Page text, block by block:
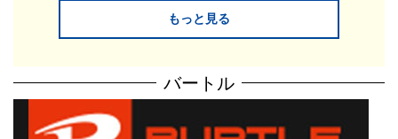
もっと見る
バートル